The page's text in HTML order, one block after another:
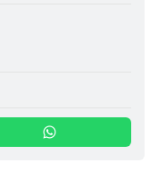
whatsapp